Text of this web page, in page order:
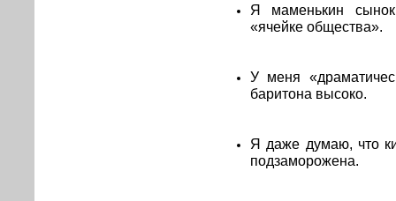
Я маменькин
«ячейке общества».
У меня
баритона высоко.
Я даже думаю, что
подзаморожена.